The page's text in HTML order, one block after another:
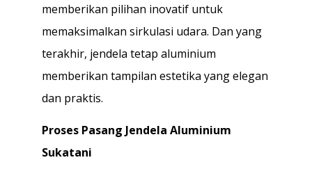
memberikan pilihan inovatif untuk
memaksimalkan sirkulasi udara. Dan yang
terakhir, jendela tetap aluminium
memberikan tampilan estetika yang elegan
dan praktis.
Proses Pasang Jendela Aluminium
Sukatani